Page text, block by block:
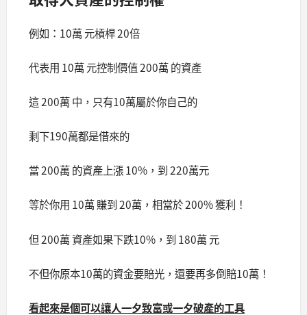
例如：10萬 元槓桿 20倍
代表用 10萬 元控制價值 200萬 的資產
這 200萬 中，只有10萬屬於你自己的
剩下190萬都是借來的
當 200萬 的資產上漲 10%，到 220萬元
等於你用 10萬 賺到 20萬，相當於 200% 獲利！
但 200萬 資產如果下跌10%，到 180萬 元
不但你原本10萬的資金要賠光，還要再多倒賠10萬！
看起來是個可以讓人一夕致富或一夕破產的工具